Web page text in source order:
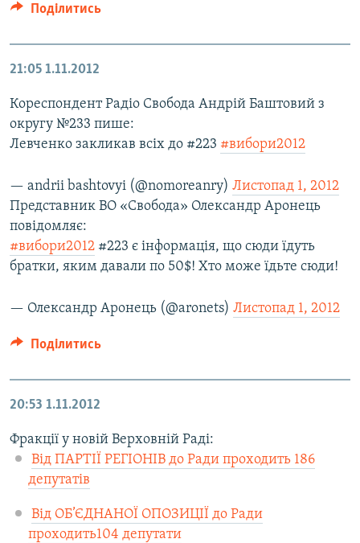
Поділитись
21:05 1.11.2012
Кореспондент Радіо Свобода Андрій Баштовий з
округу №233 пише:
Левченко закликав всіх до #223 #вибори2012
— andrii bashtovyi (@nomoreanry) Листопад 1, 2012
Представник ВО «Свобода» Олександр Аронець
повідомляє:
#вибори2012 #223 є інформація, що сюди їдуть
братки, яким давали по 50$! Хто може їдьте сюди!
— Олександр Аронець (@aronets) Листопад 1, 2012
Поділитись
20:53 1.11.2012
Фракції у новій Верховній Раді:
Від ПАРТІЇ РЕГІОНІВ до Ради проходить 186
депутатів
Від ОБ’ЄДНАНОЇ ОПОЗИЦІЇ до Ради
проходить104 депутати